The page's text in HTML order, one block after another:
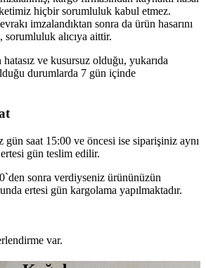
hiçbir sorumluluk kabul etmez.
imzalandıktan sonra da ürün hasarını
sorumluluk alıcıya aittir.
ve kusursuz olduğu, yukarıda
durumlarda 7 gün içinde
saat 15:00 ve öncesi ise siparişiniz aynı
gün teslim edilir.
sonra verdiyseniz ürününüzün
ertesi gün kargolama yapılmaktadır.
var.